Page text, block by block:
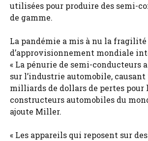
utilisées pour produire des semi-
de gamme.
La pandémie a mis à nu la fragilité
d’approvisionnement mondiale
« La pénurie de semi-conducteurs
sur l’industrie automobile, causant
milliards de dollars de pertes pour
constructeurs automobiles du
ajoute Miller.
« Les appareils qui reposent sur